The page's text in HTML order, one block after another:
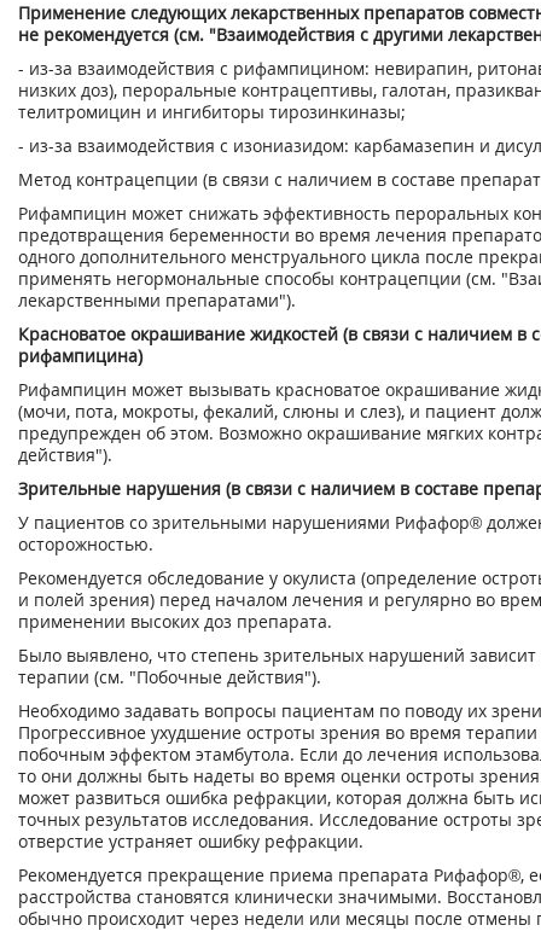
Применение следующих лекарственных препаратов
не рекомендуется (см. "Взаимодействия с другими
- из-за взаимодействия с рифампицином: невирапин,
низких доз), пероральные контрацептивы, галотан,
телитромицин и ингибиторы тирозинкиназы;
- из-за взаимодействия с изониазидом: карбамазепин и
Метод контрацепции (в связи с наличием в составе
Рифампицин может снижать эффективность пероральных
предотвращения беременности во время лечения
одного дополнительного менструального цикла после
применять негормональные способы контрацепции (см.
лекарственными препаратами").
Красноватое окрашивание жидкостей (в связи с наличием в
рифампицина)
Рифампицин может вызывать красноватое окрашивание
(мочи, пота, мокроты, фекалий, слюны и слез), и пациент
предупрежден об этом. Возможно окрашивание мягких
действия").
Зрительные нарушения (в связи с наличием в составе
У пациентов со зрительными нарушениями Рифафор®
осторожностью.
Рекомендуется обследование у окулиста (определение
и полей зрения) перед началом лечения и регулярно во
применении высоких доз препарата.
Было выявлено, что степень зрительных нарушений зависит
терапии (см. "Побочные действия").
Необходимо задавать вопросы пациентам по поводу их
Прогрессивное ухудшение остроты зрения во время
побочным эффектом этамбутола. Если до лечения
то они должны быть надеты во время оценки остроты
может развиться ошибка рефракции, которая должна быть
точных результатов исследования. Исследование остроты
отверстие устраняет ошибку рефракции.
Рекомендуется прекращение приема препарата Рифафор®,
расстройства становятся клинически значимыми.
обычно происходит через недели или месяцы после отмены